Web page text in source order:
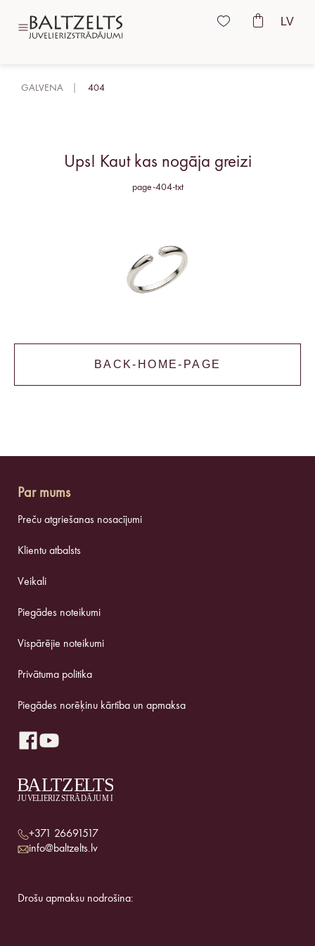
LV
GALVENA 404
Ups! Kaut kas nogāja greizi
page-404-txt
BACK-HOME-PAGE
Par mums
Preču atgriešanas nosacījumi
Klientu atbalsts
Veikali
Piegādes noteikumi
Vispārējie noteikumi
Privātuma politika
Piegādes norēķinu kārtība un apmaksa
+371 26691517
info@baltzelts.lv
Drošu apmaksu nodrošina: